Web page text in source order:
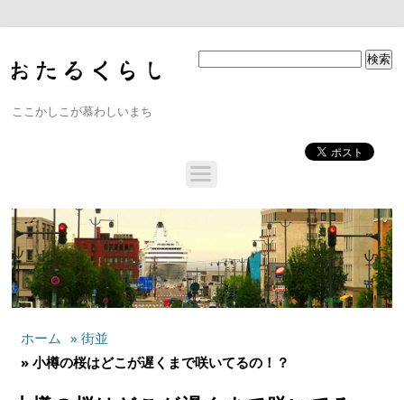
ここかしこが慕わしいまち
ホーム
» 街並
» 小樽の桜はどこが遅くまで咲いてるの！？